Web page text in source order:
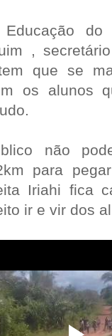
do
,
que se
os alunos
não
para
Iriahi fica
ir e vir dos